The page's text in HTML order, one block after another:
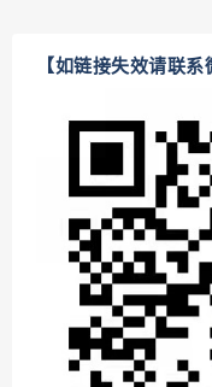
【如链接失效请联系